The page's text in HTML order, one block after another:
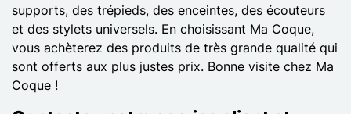
supports, des trépieds, des enceintes, des écouteurs
et des stylets universels. En choisissant Ma Coque,
vous achèterez des produits de très grande qualité qui
sont offerts aux plus justes prix. Bonne visite chez Ma
Coque !